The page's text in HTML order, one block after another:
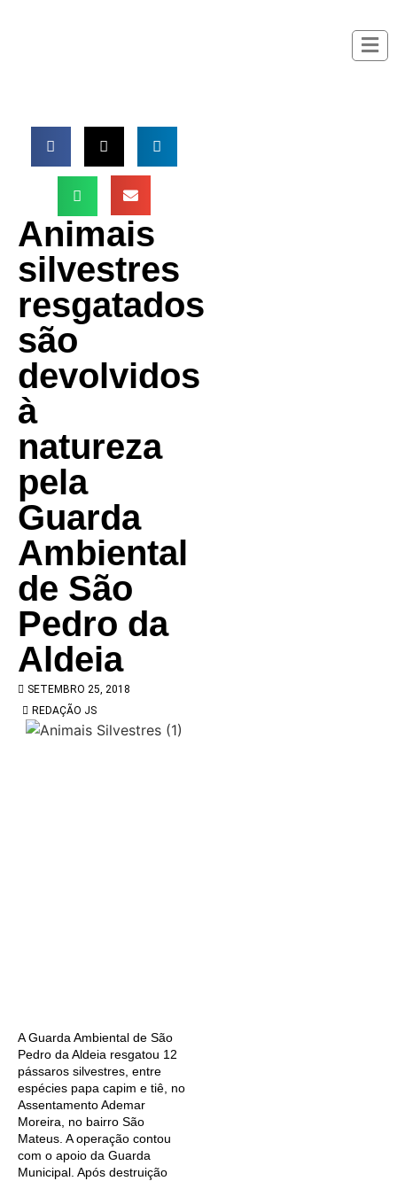
Animais
silvestres
resgatados
são
devolvidos
à
natureza
pela
Guarda
Ambiental
de São
Pedro da
Aldeia
SETEMBRO 25, 2018
REDAÇÃO JS
A Guarda Ambiental de São
Pedro da Aldeia resgatou 12
pássaros silvestres, entre
espécies papa capim e tiê, no
Assentamento Ademar
Moreira, no bairro São
Mateus. A operação contou
com o apoio da Guarda
Municipal. Após destruição